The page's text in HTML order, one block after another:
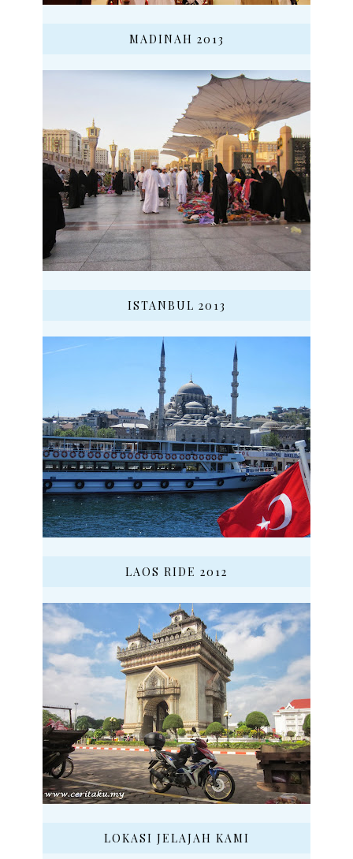
MADINAH 2013
ISTANBUL 2013
LAOS RIDE 2012
LOKASI JELAJAH KAMI